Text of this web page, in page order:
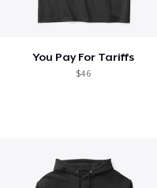
You Pay For Tariffs
$46